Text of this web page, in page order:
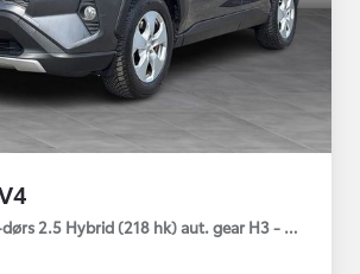
2.5 Hybrid (218 hk) aut. gear H3 - Comfort